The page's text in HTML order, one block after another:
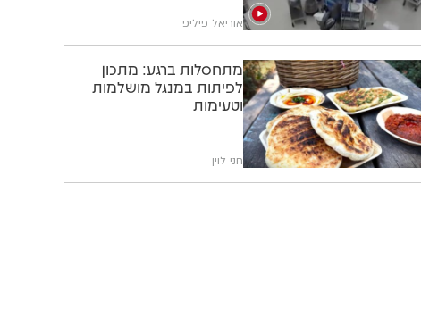
אוריאל פיליפ
מתחסלות ברגע: מתכון
לפיתות במנגל מושלמות
וטעימות
חני לוין